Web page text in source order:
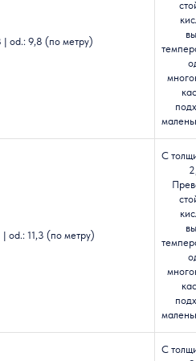
od.: 9,8 (по метру)
od.: 11,3 (по метру)
С
С